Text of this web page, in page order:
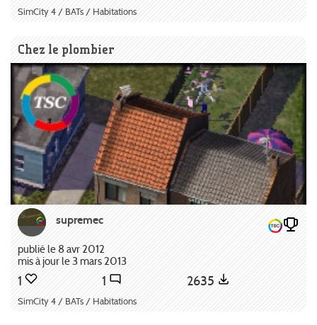
SimCity 4 / BATs / Habitations
Chez le plombier
supremec
publié le 8 avr 2012
mis à jour le 3 mars 2013
1 1 2635
SimCity 4 / BATs / Habitations